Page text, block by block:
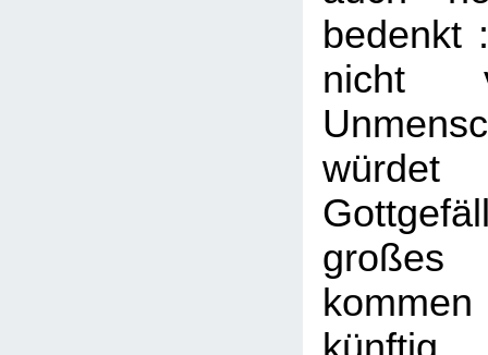
bedenkt
nicht
großes